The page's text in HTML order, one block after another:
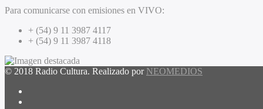
Para comunicarse con emisiones en VIVO:
+ (54) 9 11 3987 4117
+ (54) 9 11 3987 4118
© 2018 Radio Cultura. Realizado por NEOMEDIOS